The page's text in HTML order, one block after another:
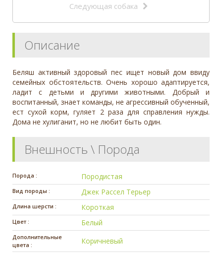
Следующая собака
Описание
Беляш активный здоровый пес ищет новый дом ввиду
семейных обстоятельств. Очень хорошо адаптируется,
ладит с детьми и другими животными. Добрый и
воспитанный, знает команды, не агрессивный обученный,
ест сухой корм, гуляет 2 раза для справления нужды.
Дома не хулиганит, но не любит быть один.
Внешность \ Порода
Порода : Породистая
Вид породы : Джек Рассел Терьер
Длина шерсти : Короткая
Цвет : Белый
Дополнительные
цвета :
Коричневый